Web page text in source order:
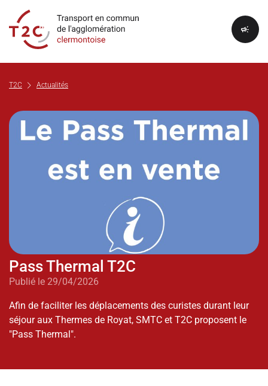
campaign
T2C chevron_right Actualités
Pass Thermal T2C
Publié le 29/04/2026
Afin de faciliter les déplacements des curistes durant leur
séjour aux Thermes de Royat, SMTC et T2C proposent le
"Pass Thermal".